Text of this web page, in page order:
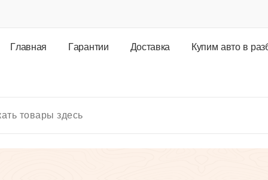
Главная Гарантии Доставка Купим авто в раз